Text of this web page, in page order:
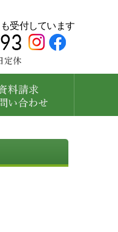
受付しています